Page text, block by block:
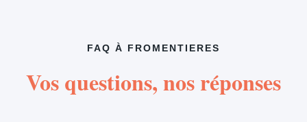
FAQ À FROMENTIERES
Vos questions, nos réponses